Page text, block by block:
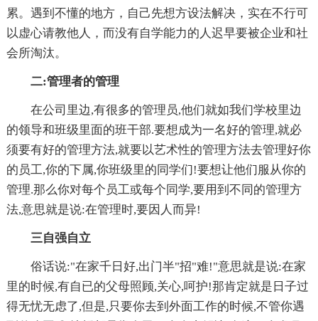
累。遇到不懂的地方，自己先想方设法解决，实在不行可
以虚心请教他人，而没有自学能力的人迟早要被企业和社
会所淘汰。
二:管理者的管理
在公司里边,有很多的管理员,他们就如我们学校里边
的领导和班级里面的班干部.要想成为一名好的管理,就必
须要有好的管理方法,就要以艺术性的管理方法去管理好你
的员工,你的下属,你班级里的同学们!要想让他们服从你的
管理.那么你对每个员工或每个同学,要用到不同的管理方
法,意思就是说:在管理时,要因人而异!
三自强自立
俗话说:"在家千日好,出门半"招"难!"意思就是说:在家
里的时候,有自已的父母照顾,关心,呵护!那肯定就是日子过
得无忧无虑了,但是,只要你去到外面工作的时候,不管你遇